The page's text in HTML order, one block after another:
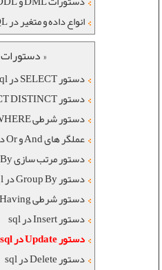
انواع داده و متغیر در SQL
« دستورات SQL »
دستور SELECT در sql
دستور SELECT DISTINCT در sql
دستور شرطی WHERE در sql
عملگر های And و Or در SQL
دستور مرتب سازی Order By در sql
دستور Group By در sql
دستور شرطی Having در sql
دستور Insert در sql
دستور Update در sql
دستور Delete در sql